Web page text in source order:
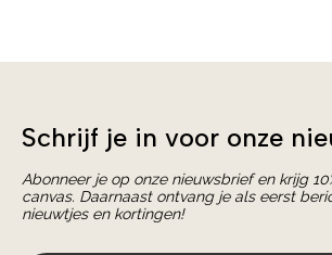
Schrijf je in voor onze
Abonneer je op onze nieuwsbrief en krijg
canvas. Daarnaast ontvang je als eerst
nieuwtjes en kortingen!